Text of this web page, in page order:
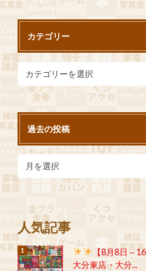
カテゴリー
過去の投稿
人気記事
【8月8日～
大分東店・大分...